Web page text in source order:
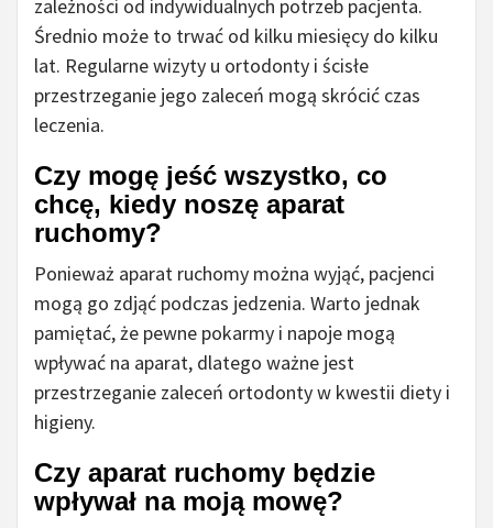
zależności od indywidualnych potrzeb pacjenta.
Średnio może to trwać od kilku miesięcy do kilku
lat. Regularne wizyty u ortodonty i ścisłe
przestrzeganie jego zaleceń mogą skrócić czas
leczenia.
Czy mogę jeść wszystko, co
chcę, kiedy noszę aparat
ruchomy?
Ponieważ aparat ruchomy można wyjąć, pacjenci
mogą go zdjąć podczas jedzenia. Warto jednak
pamiętać, że pewne pokarmy i napoje mogą
wpływać na aparat, dlatego ważne jest
przestrzeganie zaleceń ortodonty w kwestii diety i
higieny.
Czy aparat ruchomy będzie
wpływał na moją mowę?